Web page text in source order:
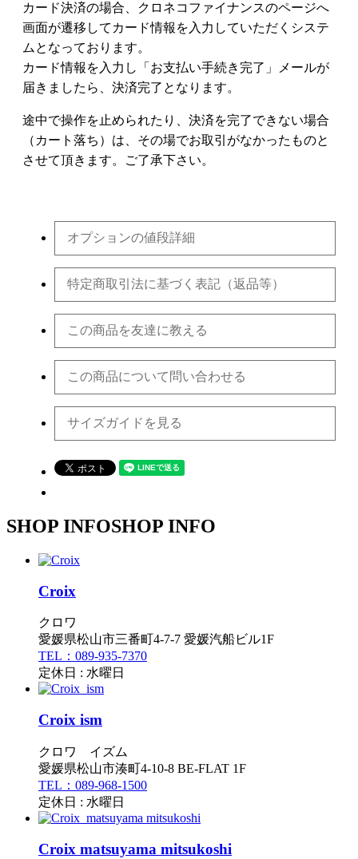
カード決済の場合、クロネコファイナンスのページへ
画面が遷移してカード情報を入力していただくシステ
ムとなっております。
カード情報を入力し「お支払い手続き完了」メールが
届きましたら、決済完了となります。
途中で操作を止められたり、決済を完了できない場合
（カート落ち）は、その場でお取引がなかったものと
させて頂きます。ご了承下さい。
オプションの値段詳細
特定商取引法に基づく表記（返品等）
この商品を友達に教える
この商品について問い合わせる
サイズガイドを見る
SHOP INFOSHOP INFO
Croix
クロワ
愛媛県松山市三番町4-7-7 愛媛汽船ビル1F
TEL：089-935-7370
定休日 : 水曜日
Croix ism
クロワ イズム
愛媛県松山市湊町4-10-8 BE-FLAT 1F
TEL：089-968-1500
定休日 : 水曜日
Croix matsuyama mitsukoshi